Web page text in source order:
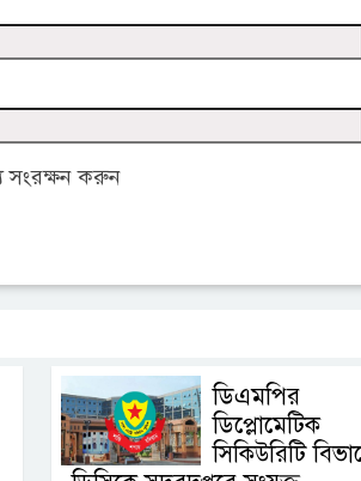
সংরক্ষন করুন
ডিএমপির
ডিপ্লোমেটিক
সিকিউরিটি